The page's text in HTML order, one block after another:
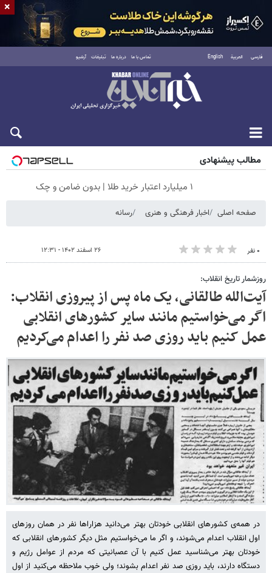
فارسی العربية English تماس با ما درباره ما تبلیغات آرشیو
جمعه ۱۶ مرداد ۱۴۰۵
مطالب پیشنهادی
۱ میلیارد اعتبار خرید طلا | بدون ضامن و چک
صفحه اصلی اخبار فرهنگی و هنری رسانه
۰ نفر ۲۶ اسفند ۱۴۰۲ - ۱۲:۳۱
روزشمار تاریخ انقلاب:
آیت‌الله طالقانی، یک ماه پس از پیروزی انقلاب:
اگر می‌خواستیم مانند سایر کشورهای انقلابی
عمل کنیم باید روزی صد نفر را اعدام می‌کردیم
در همه‌ی کشورهای انقلابی خودتان بهتر می‌دانید هزاراها نفر در همان روزهای
اول انقلاب اعدام می‌شوند، و اگر ما می‌خواستیم مثل دیگر کشورهای انقلابی که
خودتان بهتر می‌شناسید عمل کنیم با آن عصبانیتی که مردم از عوامل رژیم و
دستگاه دارند، باید روزی صد نفر اعدام بشوند؛ ولی خوب ملاحظه می‌کنید از اول
×